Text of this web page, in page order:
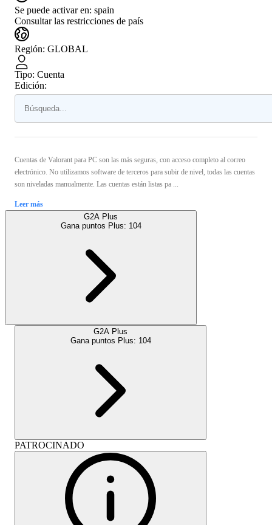
Se puede activar en: spain
Consultar las restricciones de país
Región: GLOBAL
Tipo: Cuenta
Edición:
Cuentas de Valorant para PC son las más seguras, con acceso completo al correo
electrónico. No utilizamos software de terceros para subir de nivel, todas las cuentas
son niveladas manualmente. Las cuentas están listas pa ...
Leer más
G2A Plus
Gana puntos Plus: 104
G2A Plus
Gana puntos Plus: 104
PATROCINADO